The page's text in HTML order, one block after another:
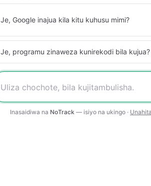
Je, Google inajua kila kitu kuhusu mimi?
Je, programu zinaweza kunirekodi bila kujua?
Inasaidiwa na NoTrack — isiyo na ukingo ·